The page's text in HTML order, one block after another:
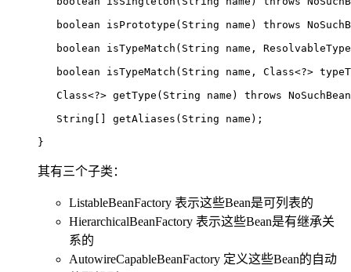
boolean
isPrototype (String name) throws
boolean
isTypeMatch (String name,
boolean
isTypeMatch (String name, Class<?>
   Class<?> getType(String name)
throws
   String[] getAliases(String name);
}
其有三个子类：
ListableBeanFactory 表示这些Bean是可列表的
HierarchicalBeanFactory 表示这些Bean是有继承关
系的
AutowireCapableBeanFactory 定义这些Bean的自动